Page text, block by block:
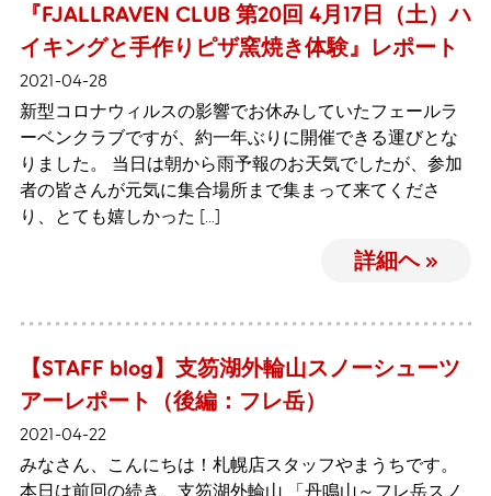
『FJALLRAVEN CLUB 第20回 4月17日（土）ハ
イキングと手作りピザ窯焼き体験』レポート
2021-04-28
新型コロナウィルスの影響でお休みしていたフェールラ
ーベンクラブですが、約一年ぶりに開催できる運びとな
りました。 当日は朝から雨予報のお天気でしたが、参加
者の皆さんが元気に集合場所まで集まって来てくださ
り、とても嬉しかった […]
詳細ヘ »
【STAFF blog】支笏湖外輪山スノーシューツ
アーレポート（後編：フレ岳）
2021-04-22
みなさん、こんにちは！札幌店スタッフやまうちです。
本日は前回の続き、支笏湖外輪山 「丹鳴山～フレ岳スノ